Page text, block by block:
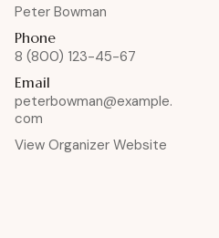
Peter Bowman
Phone
8 (800) 123-45-67
Email
peterbowman@example.
com
View Organizer Website